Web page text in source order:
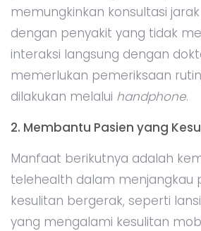
memungkinkan konsultasi
dengan penyakit yang tidak
interaksi langsung dengan
memerlukan pemeriksaan
dilakukan melalui handphone.
2. Membantu Pasien yang
Manfaat berikutnya adalah
telehealth dalam menjangkau
kesulitan bergerak, seperti
yang mengalami kesulitan